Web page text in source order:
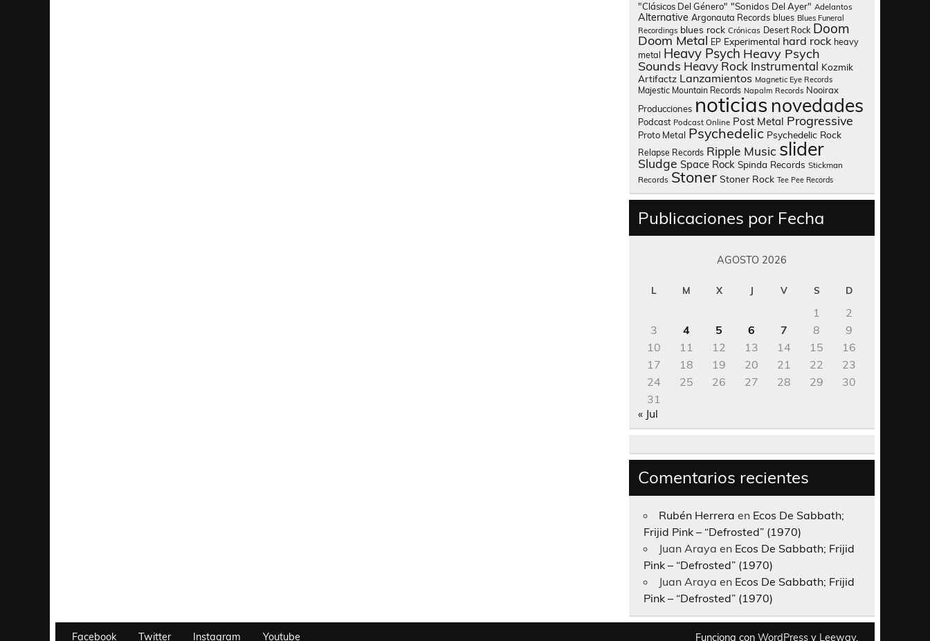
"Clásicos Del Género" "Sonidos Del Ayer" Adelantos
Alternative Argonauta Records blues Blues Funeral
Recordings blues rock Crónicas Desert Rock Doom
Doom Metal EP Experimental hard rock heavy
metal Heavy Psych Heavy Psych
Sounds Heavy Rock Instrumental Kozmik
Artifactz Lanzamientos Magnetic Eye Records
Majestic Mountain Records Napalm Records Nooirax
Producciones noticias novedades
Podcast Podcast Online Post Metal Progressive
Proto Metal Psychedelic Psychedelic Rock
Relapse Records Ripple Music slider
Sludge Space Rock Spinda Records Stickman
Records Stoner Stoner Rock Tee Pee Records
Publicaciones por Fecha
AGOSTO 2026
L M X J V S D
1
2
3
4 5 6 7 8
9
10
11 12 13 14 15
16
17
18 19 20 21 22
23
24
25 26 27 28 29
30
31
« Jul
Comentarios recientes
Rubén Herrera en Ecos De Sabbath;
Frijid Pink – “Defrosted” (1970)
Juan Araya en Ecos De Sabbath; Frijid
Pink – “Defrosted” (1970)
Juan Araya en Ecos De Sabbath; Frijid
Pink – “Defrosted” (1970)
Facebook Twitter Instagram Youtube Funciona con WordPress y Leeway.